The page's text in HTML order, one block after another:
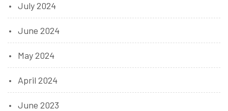
July 2024
June 2024
May 2024
April 2024
June 2023